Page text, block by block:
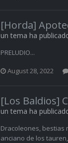
[Horda]
un tema ha
PRELUDIO...
August 28, 2022
[Los Baldios]
un tema ha
Dracoleones, bestias
anciano de los